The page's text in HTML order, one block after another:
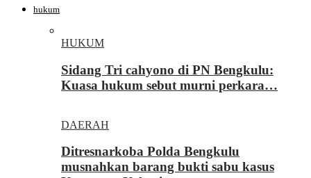
hukum
HUKUM
Sidang Tri cahyono di PN Bengkulu:
Kuasa hukum sebut murni perkara…
DAERAH
Ditresnarkoba Polda Bengkulu
musnahkan barang bukti sabu kasus